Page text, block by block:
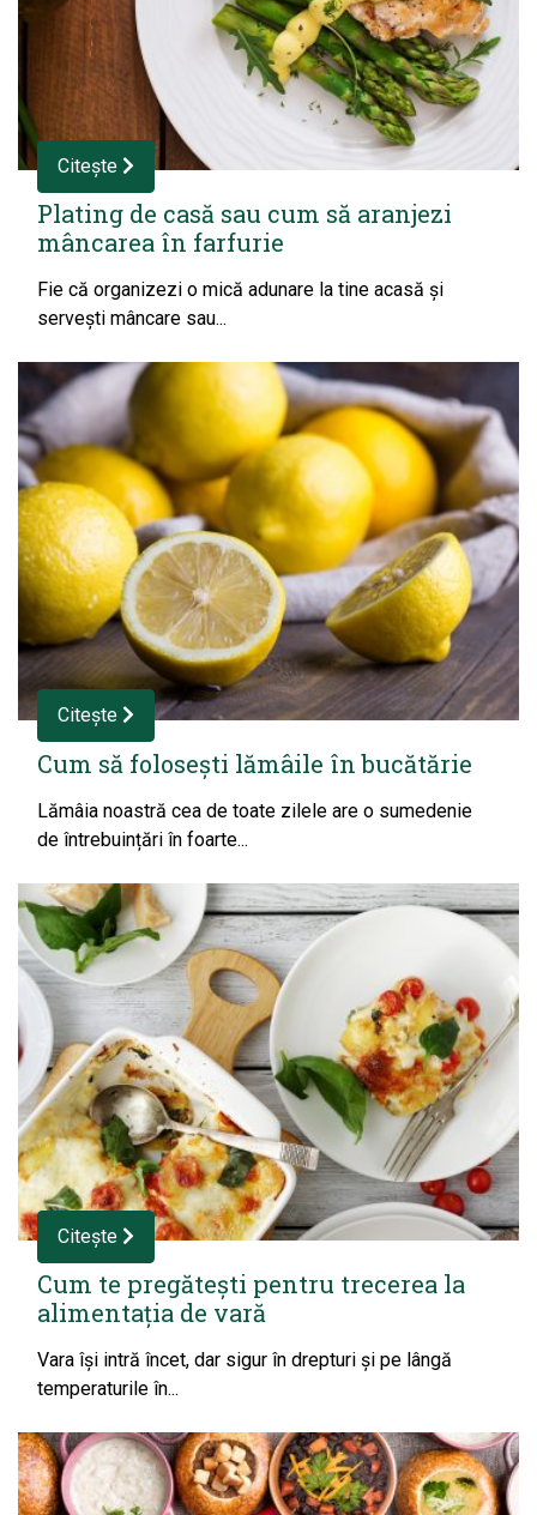
Citește
Plating de casă sau cum să aranjezi
mâncarea în farfurie
Fie că organizezi o mică adunare la tine acasă și
servești mâncare sau...
Citește
Cum să folosești lămâile în bucătărie
Lămâia noastră cea de toate zilele are o sumedenie
de întrebuințări în foarte...
Citește
Cum te pregătești pentru trecerea la
alimentația de vară
Vara își intră încet, dar sigur în drepturi și pe lângă
temperaturile în...